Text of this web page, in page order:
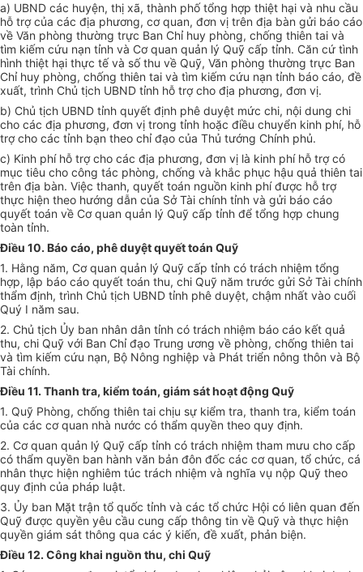
a) UBND các huyện, thị xã, thành phố tổng hợp thiệt hại và nhu cầu
hỗ trợ của các địa phương, cơ quan, đơn vị trên địa bàn gửi báo cáo
về Văn phòng thường trực Ban Chỉ huy phòng, chống thiên tai và
tìm kiếm cứu nạn tỉnh và Cơ quan quản lý Quỹ cấp tỉnh. Căn cứ tình
hình thiệt hại thực tế và số thu về Quỹ, Văn phòng thường trực Ban
Chỉ huy phòng, chống thiên tai và tìm kiếm cứu nạn tỉnh báo cáo, đề
xuất, trình Chủ tịch UBND tỉnh hỗ trợ cho địa phương, đơn vị.
b) Chủ tịch UBND tỉnh quyết định phê duyệt mức chi, nội dung chi
cho các địa phương, đơn vị trong tỉnh hoặc điều chuyển kinh phí, hỗ
trợ cho các tỉnh bạn theo chỉ đạo của Thủ tướng Chính phủ.
c) Kinh phí hỗ trợ cho các địa phương, đơn vị là kinh phí hỗ trợ có
mục tiêu cho công tác phòng, chống và khắc phục hậu quả thiên tai
trên địa bàn. Việc thanh, quyết toán nguồn kinh phí được hỗ trợ
thực hiện theo hướng dẫn của Sở Tài chính tỉnh và gửi báo cáo
quyết toán về Cơ quan quản lý Quỹ cấp tỉnh để tổng hợp chung
toàn tỉnh.
Điều 10. Báo cáo, phê duyệt quyết toán Quỹ
1. Hằng năm, Cơ quan quản lý Quỹ cấp tỉnh có trách nhiệm tổng
hợp, lập báo cáo quyết toán thu, chi Quỹ năm trước gửi Sở Tài chính
thẩm định, trình Chủ tịch UBND tỉnh phê duyệt, chậm nhất vào cuối
Quý I năm sau.
2. Chủ tịch Ủy ban nhân dân tỉnh có trách nhiệm báo cáo kết quả
thu, chi Quỹ với Ban Chỉ đạo Trung ương về phòng, chống thiên tai
và tìm kiếm cứu nạn, Bộ Nông nghiệp và Phát triển nông thôn và Bộ
Tài chính.
Điều 11. Thanh tra, kiểm toán, giám sát hoạt động Quỹ
1. Quỹ Phòng, chống thiên tai chịu sự kiểm tra, thanh tra, kiểm toán
của các cơ quan nhà nước có thẩm quyền theo quy định.
2. Cơ quan quản lý Quỹ cấp tỉnh có trách nhiệm tham mưu cho cấp
có thẩm quyền ban hành văn bản đôn đốc các cơ quan, tổ chức, cá
nhân thực hiện nghiêm túc trách nhiệm và nghĩa vụ nộp Quỹ theo
quy định của pháp luật.
3. Ủy ban Mặt trận tổ quốc tỉnh và các tổ chức Hội có liên quan đến
Quỹ được quyền yêu cầu cung cấp thông tin về Quỹ và thực hiện
quyền giám sát thông qua các ý kiến, đề xuất, phản biện.
Điều 12. Công khai nguồn thu, chi Quỹ